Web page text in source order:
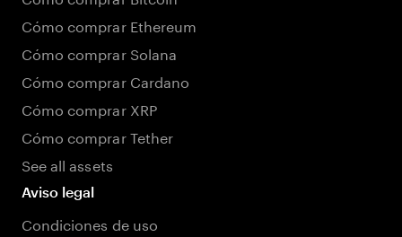
Cómo comprar Ethereum
Cómo comprar Solana
Cómo comprar Cardano
Cómo comprar XRP
Cómo comprar Tether
See all assets
Aviso legal
Condiciones de uso